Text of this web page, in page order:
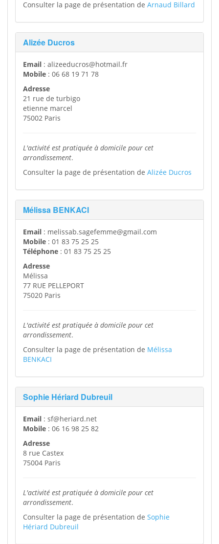
Consulter la page de présentation de Arnaud Billard
Alizée Ducros
Email : alizeeducros@hotmail.fr
Mobile : 06 68 19 71 78
Adresse
21 rue de turbigo
etienne marcel
75002 Paris
L'activité est pratiquée à domicile pour cet
arrondissement.
Consulter la page de présentation de Alizée Ducros
Mélissa BENKACI
Email : melissab.sagefemme@gmail.com
Mobile : 01 83 75 25 25
Téléphone : 01 83 75 25 25
Adresse
Mélissa
77 RUE PELLEPORT
75020 Paris
L'activité est pratiquée à domicile pour cet
arrondissement.
Consulter la page de présentation de Mélissa
BENKACI
Sophie Hériard Dubreuil
Email : sf@heriard.net
Mobile : 06 16 98 25 82
Adresse
8 rue Castex
75004 Paris
L'activité est pratiquée à domicile pour cet
arrondissement.
Consulter la page de présentation de Sophie
Hériard Dubreuil